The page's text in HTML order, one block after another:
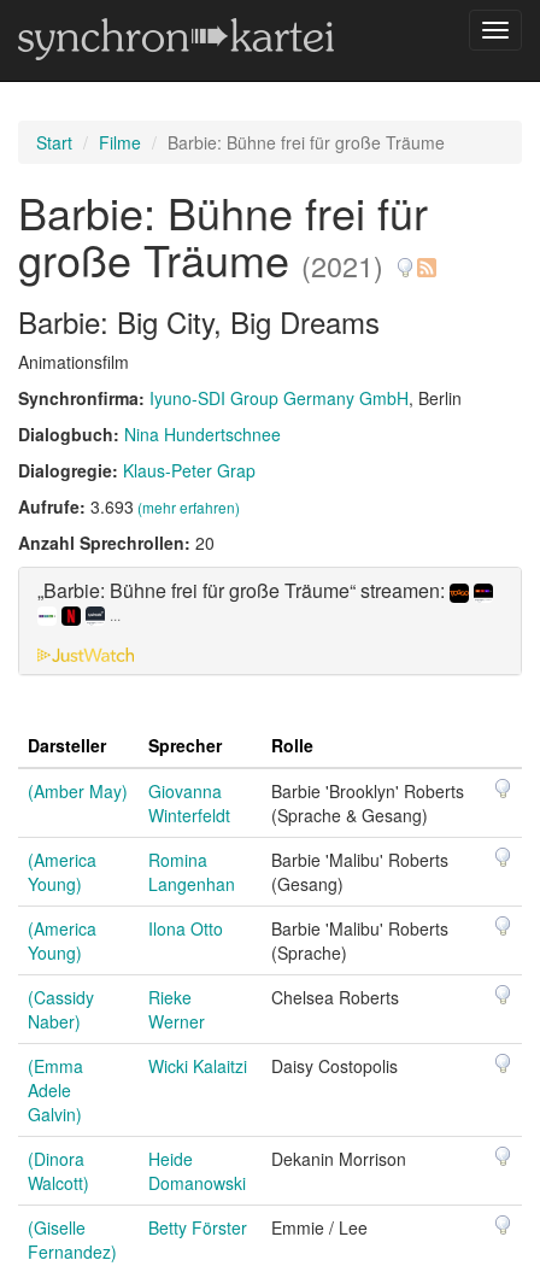
Start Filme Barbie: Bühne frei für große Träume
Barbie: Bühne frei für
große Träume (2021)
Barbie: Big City, Big Dreams
Animationsfilm
Synchronfirma: Iyuno-SDI Group Germany GmbH, Berlin
Dialogbuch: Nina Hundertschnee
Dialogregie: Klaus-Peter Grap
Aufrufe: 3.693 (mehr erfahren)
Anzahl Sprechrollen: 20
„Barbie: Bühne frei für große Träume“ streamen:
...
Darsteller Sprecher
Rolle
(Amber May)
Giovanna
Winterfeldt
Barbie 'Brooklyn' Roberts
(Sprache & Gesang)
(America
Young)
Romina
Langenhan
Barbie 'Malibu' Roberts
(Gesang)
(America
Young)
Ilona Otto
Barbie 'Malibu' Roberts
(Sprache)
(Cassidy
Naber)
Rieke
Werner
Chelsea Roberts
(Emma
Adele
Galvin)
Wicki Kalaitzi Daisy Costopolis
(Dinora
Walcott)
Heide
Domanowski
Dekanin Morrison
(Giselle
Fernandez)
Betty Förster Emmie / Lee